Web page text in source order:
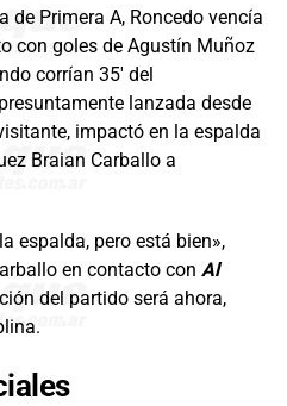
de Primera A, Roncedo vencía
con goles de Agustín Muñoz
corrían 35′ del
lanzada desde
impactó en la espalda
Braian Carballo a
espalda, pero está bien»,
en contacto con Al
del partido será ahora,